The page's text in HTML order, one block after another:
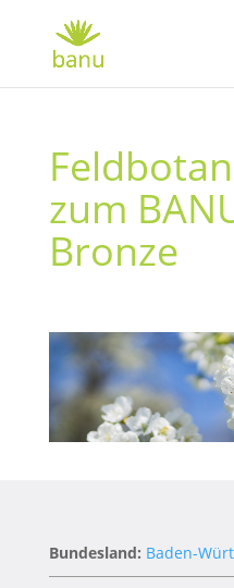
zum
Bronze
Bundesland: Baden-